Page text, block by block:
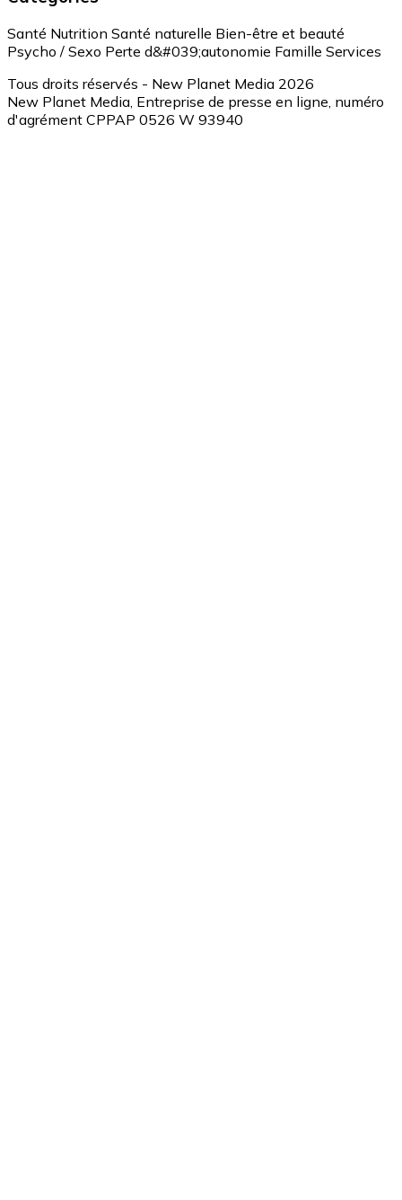
Santé Nutrition Santé naturelle Bien-être et beauté
Psycho / Sexo Perte d&#039;autonomie Famille Services
Tous droits réservés - New Planet Media 2026
New Planet Media, Entreprise de presse en ligne, numéro
d'agrément CPPAP 0526 W 93940